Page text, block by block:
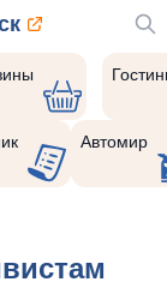
Автомир